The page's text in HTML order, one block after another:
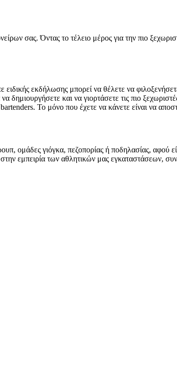
σας. Όντας το τέλειο μέρος για την πιο
εκδήλωσης μπορεί να θέλετε να
δημιουργήσετε και να γιορτάσετε τις πιο
Το μόνο που έχετε να κάνετε είναι να
ομάδες γιόγκα, πεζοπορίας ή ποδηλασίας, αφού
εμπειρία των αθλητικών μας εγκαταστάσεων,